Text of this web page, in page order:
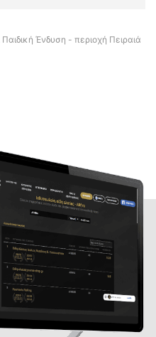
Ένδυση - περιοχή Πειραιά